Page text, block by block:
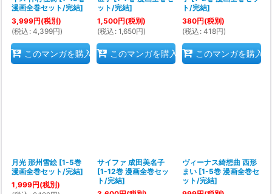
漫画全巻セット/完結]
3,999円(税別)
(税込 : 4,399円)
このマンガを購入
ット/完結]
1,500円(税別)
(税込 : 1,650円)
このマンガを購入
ト/完結]
380円(税別)
(税込 : 418円)
このマンガを購入
月光 那州雪絵 [1-5巻
漫画全巻セット/完結]
1,999円(税別)
サイファ 成田美名子
[1-12巻 漫画全巻セッ
ト/完結]
ヴィーナス綺想曲 西形
まい [1-5巻 漫画全巻セ
ット/完結]